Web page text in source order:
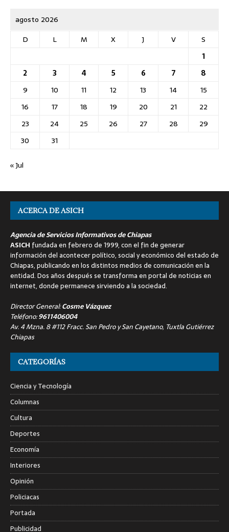
agosto 2026
D
L M X J V
S
1
2
3 4 5 6 7
8
9
10 11 12 13 14
15
16
17 18 19 20 21
22
23
24 25 26 27 28
29
30
31
« Jul
ACERCA DE ASICH
Agencia de Servicios Informativos de Chiapas
ASICH fundada en febrero de 1999, con el fin de generar
información del acontecer político, social y económico del estado de
Chiapas, publicando en los distintos medios de comunicación en la
entidad. Dos años después se transforma en portal de noticias en
internet, donde permanece sirviendo a la sociedad.
Director General:Cosme Vázquez
Teléfono:9611406004
Av. 4 Mzna. 8 #112 Fracc. San Pedro y San Cayetano, Tuxtla Gutiérrez
Chiapas
CATEGORÍAS
Ciencia y Tecnología
Columnas
Cultura
Deportes
Economía
Interiores
Opinión
Policiacas
Portada
Publicidad